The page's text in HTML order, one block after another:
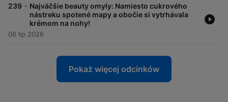
239 - Najväčšie beauty omyly: Namiesto cukrového
nástreku spotené mapy a obočie si vytrhávala
krémom na nohy!
06 lip 2026
Pokaż więcej odcinków